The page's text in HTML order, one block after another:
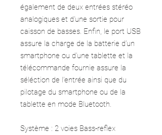
également de deux entrées stéréo
analogiques et d’une sortie pour
caisson de basses. Enfin, le port USB
assure la charge de la batterie d’un
smartphone ou d’une tablette et la
télécommande fournie assure la
séléction de l’entrée ainsi que du
pilotage du smartphone ou de la
tablette en mode Bluetooth.
Système : 2 voies Bass-reflex